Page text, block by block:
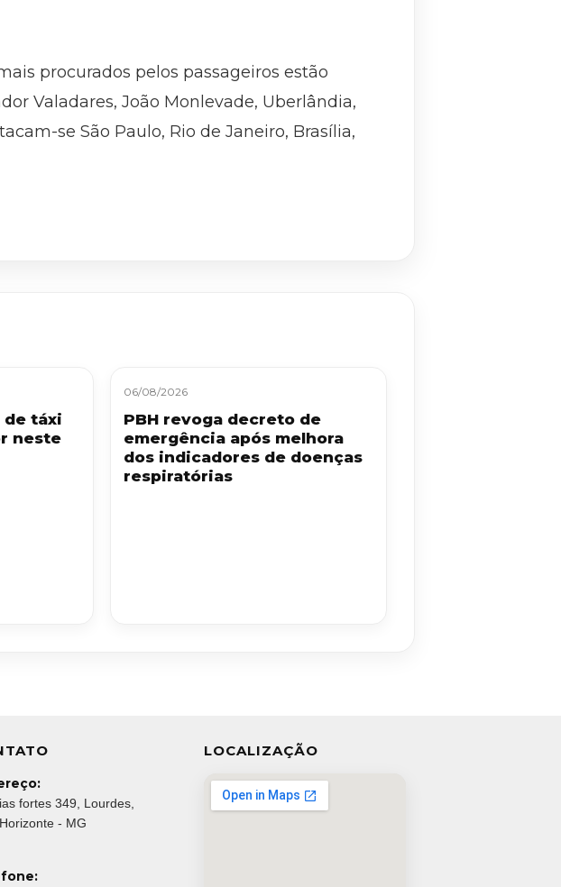
procurados pelos passageiros estão
Valadares, João Monlevade, Uberlândia,
se São Paulo, Rio de Janeiro, Brasília,
de táxi
neste
06/08/2026
PBH revoga decreto de
emergência após melhora
dos indicadores de doenças
respiratórias
fortes 349, Lourdes,
- MG
LOCALIZAÇÃO